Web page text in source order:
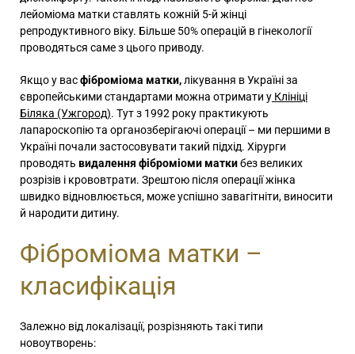
лейоміома матки ставлять кожній 5-й жінці
репродуктивного віку. Більше 50% операцій в гінекології
проводяться саме з цього приводу.
Якщо у васфіброміома матки,лікування в Україні за
європейськими стандартами можна отримати у Клініці
Біляка (Ужгород). Тут з 1992 року практикують
лапароскопію та органозберігаючі операції – ми першими в
Україні почали застосовувати такий підхід. Хірурги
проводять видалення фіброміоми маткибез великих
розрізів і крововтрати. Зрештою після операції жінка
швидко відновлюється, може успішно завагітніти, виносити
й народити дитину.
Фіброміома матки –
класифікація
Залежно від локалізації, розрізняють такі типи
новоутворень: